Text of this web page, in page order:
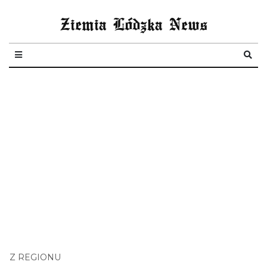
Ziemia Lódzka News
Z REGIONU